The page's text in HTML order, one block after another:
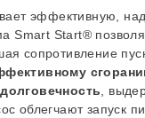
эффективную,
Smart Start®
сопротивление
,
облегчают запуск